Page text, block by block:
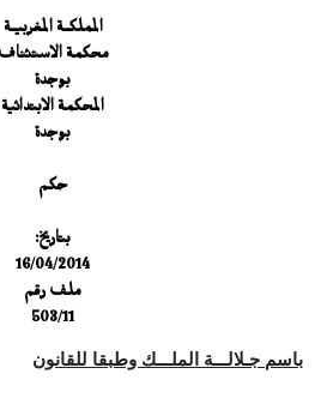
المملكــة المغربيــة
محكمة الاستئناف
بوجدة
المحكمة الابتدائية
بوجدة
حكم
بتاريخ:
16/04/2014
ملف رقم
503/11
باسم جـلالـــة الملـــك وطبقا للقانون